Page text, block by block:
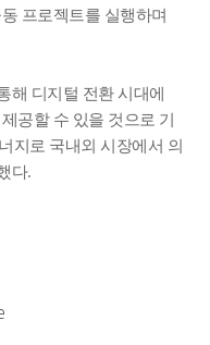
프로젝트를 실행하며
해 디지털 전환 시대에
공할 수 있을 것으로 기
지로 국내외 시장에서 의
다.